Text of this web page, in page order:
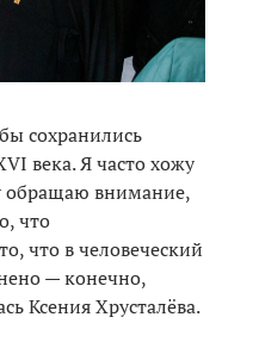
сохранились
века. Я часто хожу
обращаю внимание,
что
что в человеческий
— конечно,
Ксения Хрусталёва.